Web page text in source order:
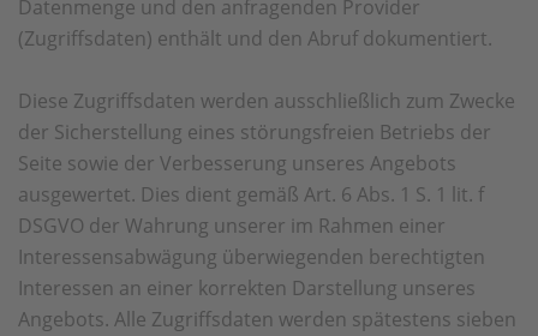
Datenmenge und den anfragenden Provider
(Zugriffsdaten) enthält und den Abruf dokumentiert.
Diese Zugriffsdaten werden ausschließlich zum Zwecke
der Sicherstellung eines störungsfreien Betriebs der
Seite sowie der Verbesserung unseres Angebots
ausgewertet. Dies dient gemäß Art. 6 Abs. 1 S. 1 lit. f
DSGVO der Wahrung unserer im Rahmen einer
Interessensabwägung überwiegenden berechtigten
Interessen an einer korrekten Darstellung unseres
Angebots. Alle Zugriffsdaten werden spätestens sieben